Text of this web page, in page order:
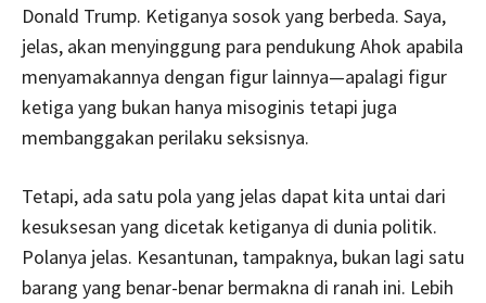
Donald Trump. Ketiganya sosok yang berbeda. Saya,
jelas, akan menyinggung para pendukung Ahok apabila
menyamakannya dengan figur lainnya—apalagi figur
ketiga yang bukan hanya misoginis tetapi juga
membanggakan perilaku seksisnya.
Tetapi, ada satu pola yang jelas dapat kita untai dari
kesuksesan yang dicetak ketiganya di dunia politik.
Polanya jelas. Kesantunan, tampaknya, bukan lagi satu
barang yang benar-benar bermakna di ranah ini. Lebih